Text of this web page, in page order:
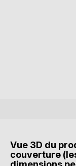
Vue 3D du
couverture